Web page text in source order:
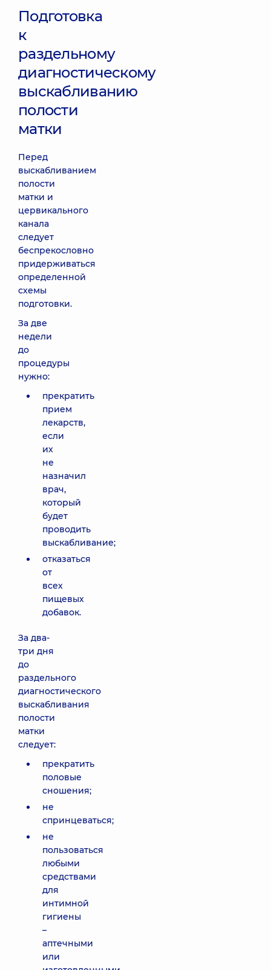
Подготовка
к
раздельному
диагностическому
выскабливанию
полости
матки
Перед
выскабливанием
полости
матки и
цервикального
канала
следует
беспрекословно
придерживаться
определенной
схемы
подготовки.
За две
недели
до
процедуры
нужно:
прекратить
прием
лекарств,
если
их
не
назначил
врач,
который
будет
проводить
выскабливание;
отказаться
от
всех
пищевых
добавок.
За два-
три дня
до
раздельного
диагностического
выскабливания
полости
матки
следует:
прекратить
половые
сношения;
не
спринцеваться;
не
пользоваться
любыми
средствами
для
интимной
гигиены
–
аптечными
или